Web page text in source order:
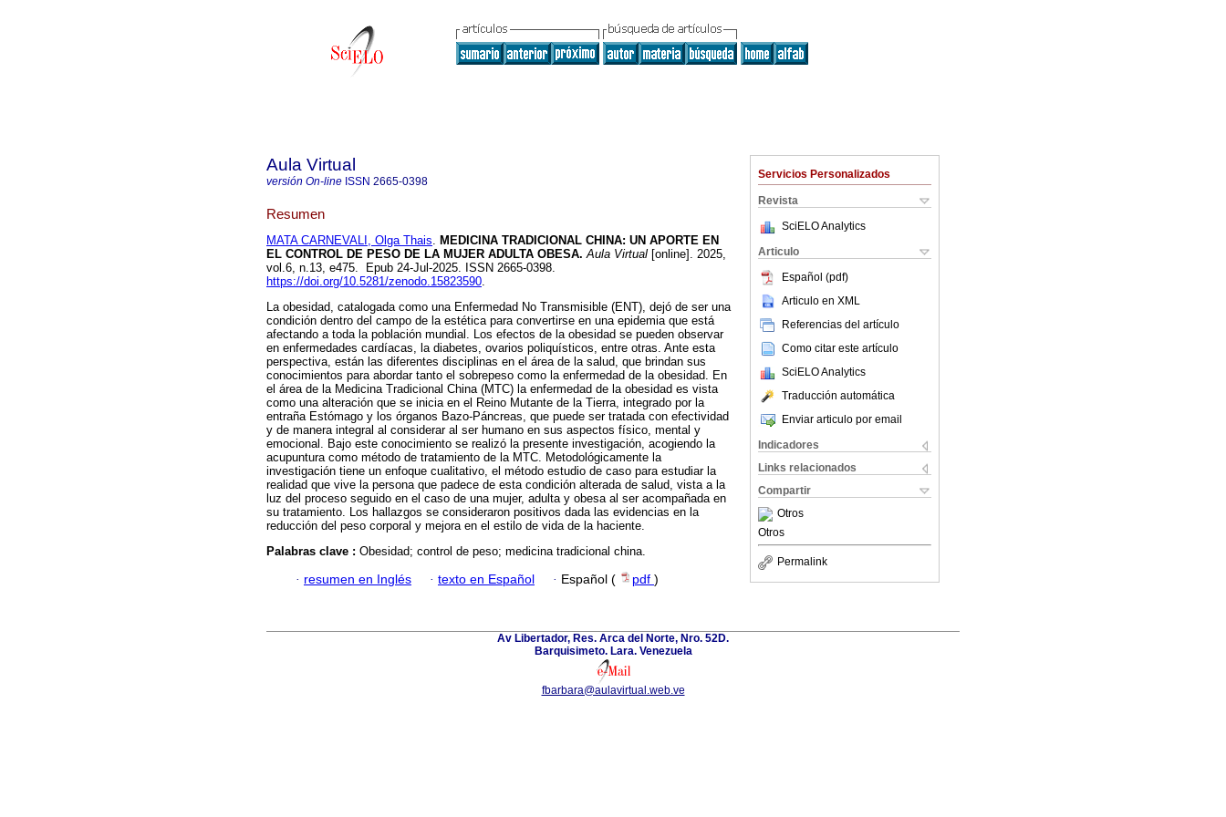
Servicios Personalizados
Revista
SciELO Analytics
Articulo
Español (pdf)
Articulo en XML
Referencias del artículo
Como citar este artículo
SciELO Analytics
Traducción automática
Enviar articulo por email
Indicadores
Links relacionados
Compartir
Otros
Otros
Permalink
Aula Virtual
versión On-line ISSN 2665-0398
Resumen
MATA CARNEVALI, Olga Thais. MEDICINA TRADICIONAL CHINA: UN APORTE EN
EL CONTROL DE PESO DE LA MUJER ADULTA OBESA. Aula Virtual [online]. 2025,
vol.6, n.13, e475. Epub 24-Jul-2025. ISSN 2665-0398.
https://doi.org/10.5281/zenodo.15823590.
La obesidad, catalogada como una Enfermedad No Transmisible (ENT), dejó de ser una
condición dentro del campo de la estética para convertirse en una epidemia que está
afectando a toda la población mundial. Los efectos de la obesidad se pueden observar
en enfermedades cardíacas, la diabetes, ovarios poliquísticos, entre otras. Ante esta
perspectiva, están las diferentes disciplinas en el área de la salud, que brindan sus
conocimientos para abordar tanto el sobrepeso como la enfermedad de la obesidad. En
el área de la Medicina Tradicional China (MTC) la enfermedad de la obesidad es vista
como una alteración que se inicia en el Reino Mutante de la Tierra, integrado por la
entraña Estómago y los órganos Bazo-Páncreas, que puede ser tratada con efectividad
y de manera integral al considerar al ser humano en sus aspectos físico, mental y
emocional. Bajo este conocimiento se realizó la presente investigación, acogiendo la
acupuntura como método de tratamiento de la MTC. Metodológicamente la
investigación tiene un enfoque cualitativo, el método estudio de caso para estudiar la
realidad que vive la persona que padece de esta condición alterada de salud, vista a la
luz del proceso seguido en el caso de una mujer, adulta y obesa al ser acompañada en
su tratamiento. Los hallazgos se consideraron positivos dada las evidencias en la
reducción del peso corporal y mejora en el estilo de vida de la haciente.
Palabras clave : Obesidad; control de peso; medicina tradicional china.
· resumen en Inglés · texto en Español · Español ( pdf )
Av Libertador, Res. Arca del Norte, Nro. 52D.
Barquisimeto. Lara. Venezuela
fbarbara@aulavirtual.web.ve